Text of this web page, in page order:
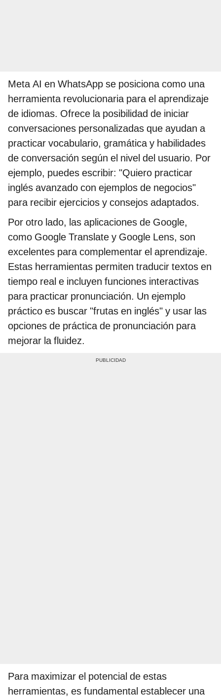
Meta AI en WhatsApp se posiciona como una
herramienta revolucionaria para el aprendizaje
de idiomas. Ofrece la posibilidad de iniciar
conversaciones personalizadas que ayudan a
practicar vocabulario, gramática y habilidades
de conversación según el nivel del usuario. Por
ejemplo, puedes escribir: "Quiero practicar
inglés avanzado con ejemplos de negocios"
para recibir ejercicios y consejos adaptados.
Por otro lado, las aplicaciones de Google,
como Google Translate y Google Lens, son
excelentes para complementar el aprendizaje.
Estas herramientas permiten traducir textos en
tiempo real e incluyen funciones interactivas
para practicar pronunciación. Un ejemplo
práctico es buscar "frutas en inglés" y usar las
opciones de práctica de pronunciación para
mejorar la fluidez.
Para maximizar el potencial de estas
herramientas, es fundamental establecer una